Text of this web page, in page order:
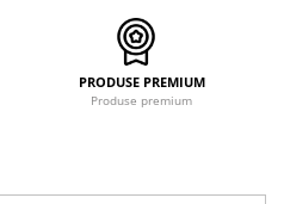
PRODUSE PREMIUM
Produse premium